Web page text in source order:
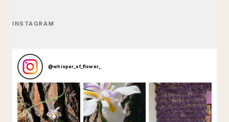
INSTAGRAM
@whisper_of_flower_